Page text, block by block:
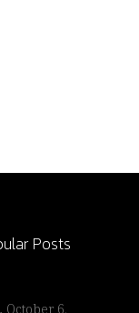
Posts
October 6.